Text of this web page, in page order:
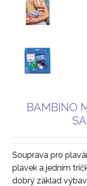
BAMBINO
Souprava pro
plavek a jedním
dobrý základ